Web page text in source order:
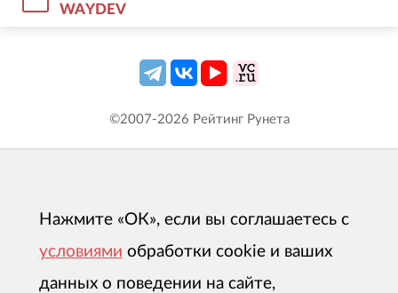
WAYDEV
©2007-2026 Рейтинг Рунета
Нажмите «ОК», если вы соглашаетесь с
условиями обработки cookie и ваших
данных о поведении на сайте,